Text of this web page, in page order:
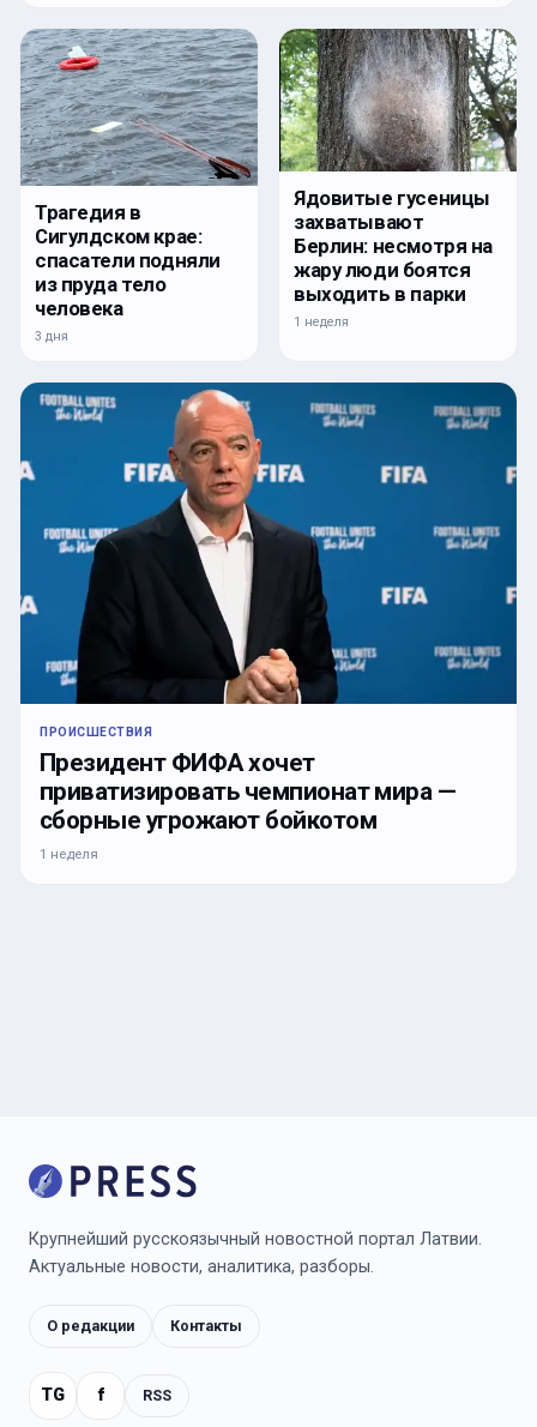
Трагедия в
Сигулдском крае:
спасатели подняли
из пруда тело
человека
3 дня
Ядовитые гусеницы
захватывают
Берлин: несмотря на
жару люди боятся
выходить в парки
1 неделя
ПРОИСШЕСТВИЯ
Президент ФИФА хочет
приватизировать чемпионат мира —
сборные угрожают бойкотом
1 неделя
Крупнейший русскоязычный новостной портал Латвии.
Актуальные новости, аналитика, разборы.
О редакции Контакты
TG f RSS